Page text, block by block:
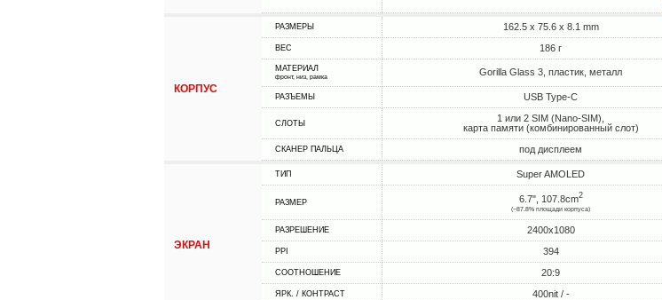
КОРПУС
РАЗМЕРЫ 162.5 x 75.6 x 8.1 mm
ВЕС 186 г
МАТЕРИАЛ
фронт, низ, рамка Gorilla Glass 3, пластик, металл
РАЗЪЕМЫ USB Type-C
СЛОТЫ
1 или 2 SIM (Nano-SIM),
карта памяти (комбинированный слот)
СКАНЕР ПАЛЬЦА под дисплеем
ЭКРАН
ТИП Super AMOLED
РАЗМЕР 6.7", 107.8cm2
(~87.8% площади корпуса)
РАЗРЕШЕНИЕ 2400x1080
PPI 394
СООТНОШЕНИЕ 20:9
ЯРК. / КОНТРАСТ 400nit / -